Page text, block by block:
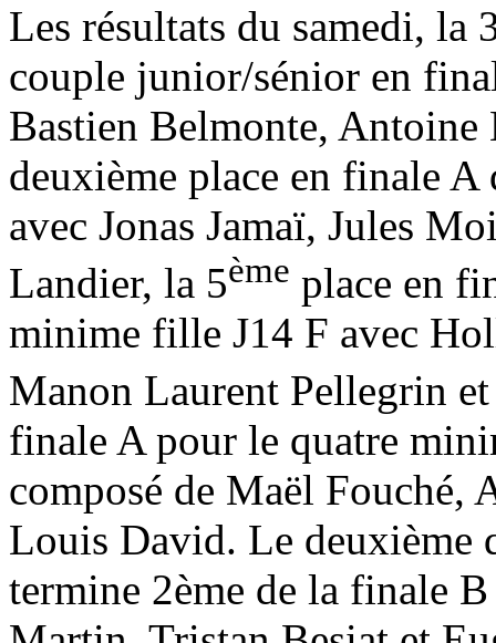
Les résultats du samedi, la
couple junior/sénior en
Bastien Belmonte,
deuxième place en finale
avec Jonas Jamaï, Jules
Landier, la 5ème place en
minime fille J14 F avec
Manon Laurent Pellegrin
finale A pour le quatre
composé de Maël
Louis David. Le deuxième
termine 2ème de la finale